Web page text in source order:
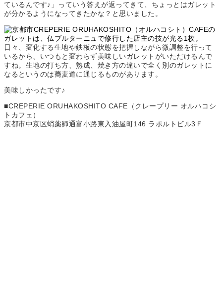
ているんです♪」っていう答えが返ってきて、ちょっとはガレット
が分かるようになってきたかな？と思いました。
日々、変化する生地や鉄板の状態を把握しながら微調整を行って
いるから、いつもと変わらず美味しいガレットがいただけるんで
すね。生地の打ち方、熟成、焼き方の違いで全く別のガレットに
なるというのは蕎麦道に通じるものがあります。
美味しかったです♪
■CREPERIE ORUHAKOSHITO CAFE（クレープリー オルハコシ
トカフェ）
京都市中京区蛸薬師通富小路東入油屋町146 ラポルトビル3Ｆ